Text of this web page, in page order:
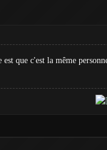
est que c'est la même